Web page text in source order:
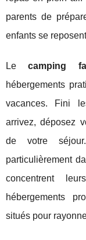
parents de
enfants se
Lecamping
hébergements
vacances. Fini
arrivez, déposez
de votre
particulièrement
concentrent
hébergements
situés pour